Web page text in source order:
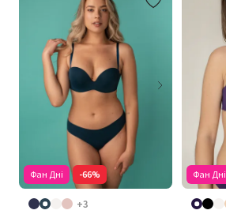
Фан Дні -66%
+3
Фан Дні